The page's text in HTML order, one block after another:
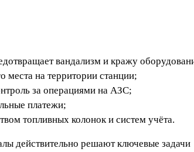
вандализм и кражу
места на территории станции;
за операциями на АЗС;
платежи;
топливных колонок и систем учёта.
действительно решают ключевые задачи